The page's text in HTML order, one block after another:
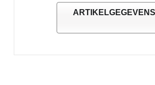
ARTIKELGEGEVENS